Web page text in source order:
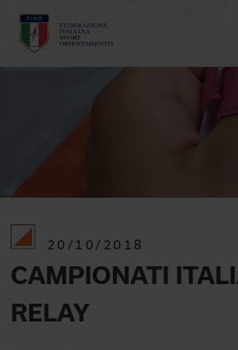
20/10/2018
CAMPIONATI
RELAY